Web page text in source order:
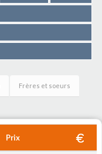
Frères et soeurs
Prix